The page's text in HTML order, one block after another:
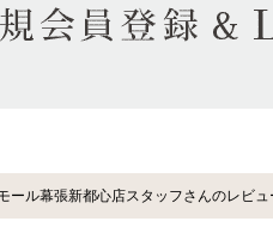
ール幕張新都心店スタッフさんのレビュ